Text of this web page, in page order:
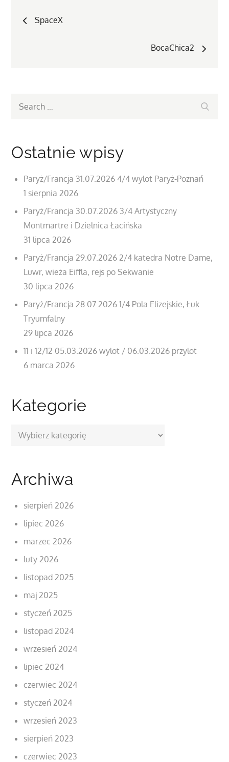
Nawigacja
SpaceX
BocaChica2
Ostatnie wpisy
Paryż/Francja 31.07.2026 4/4 wylot Paryż-Poznań
1 sierpnia 2026
Paryż/Francja 30.07.2026 3/4 Artystyczny
Montmartre i Dzielnica Łacińska
31 lipca 2026
Paryż/Francja 29.07.2026 2/4 katedra Notre Dame,
Luwr, wieża Eiffla, rejs po Sekwanie
30 lipca 2026
Paryż/Francja 28.07.2026 1/4 Pola Elizejskie, Łuk
Tryumfalny
29 lipca 2026
11 i 12/12 05.03.2026 wylot / 06.03.2026 przylot
6 marca 2026
Kategorie
Kategorie
Archiwa
sierpień 2026
lipiec 2026
marzec 2026
luty 2026
listopad 2025
maj 2025
styczeń 2025
listopad 2024
wrzesień 2024
lipiec 2024
czerwiec 2024
styczeń 2024
wrzesień 2023
sierpień 2023
czerwiec 2023